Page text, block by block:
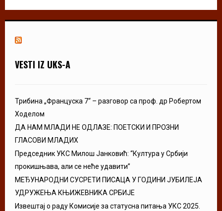
VESTI IZ UKS-A
Трибина „Француска 7“ – разговор са проф. др Робертом
Ходелом
ДА НАМ МЛАДИ НЕ ОДЛАЗЕ: ПОЕТСКИ И ПРОЗНИ
ГЛАСОВИ МЛАДИХ
Председник УКС Милош Јанковић: “Култура у Србији
прокишњава, али се неће удавити”
МЕЂУНАРОДНИ СУСРЕТИ ПИСАЦА У ГОДИНИ ЈУБИЛЕЈА
УДРУЖЕЊА КЊИЖЕВНИКА СРБИЈЕ
Извештај о раду Комисије за статусна питања УКС 2025.